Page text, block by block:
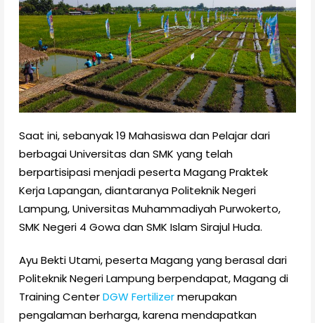
Saat ini, sebanyak 19 Mahasiswa dan Pelajar dari
berbagai Universitas dan SMK yang telah
berpartisipasi menjadi peserta Magang Praktek
Kerja Lapangan, diantaranya Politeknik Negeri
Lampung, Universitas Muhammadiyah Purwokerto,
SMK Negeri 4 Gowa dan SMK Islam Sirajul Huda.
Ayu Bekti Utami, peserta Magang yang berasal dari
Politeknik Negeri Lampung berpendapat, Magang di
Training CenterDGW Fertilizermerupakan
pengalaman berharga, karena mendapatkan